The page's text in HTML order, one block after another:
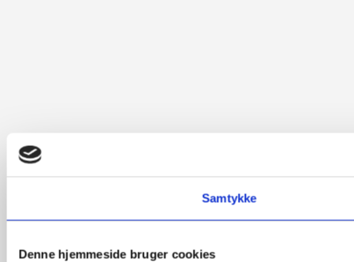
Samtykke
Denne hjemmeside bruger cookies